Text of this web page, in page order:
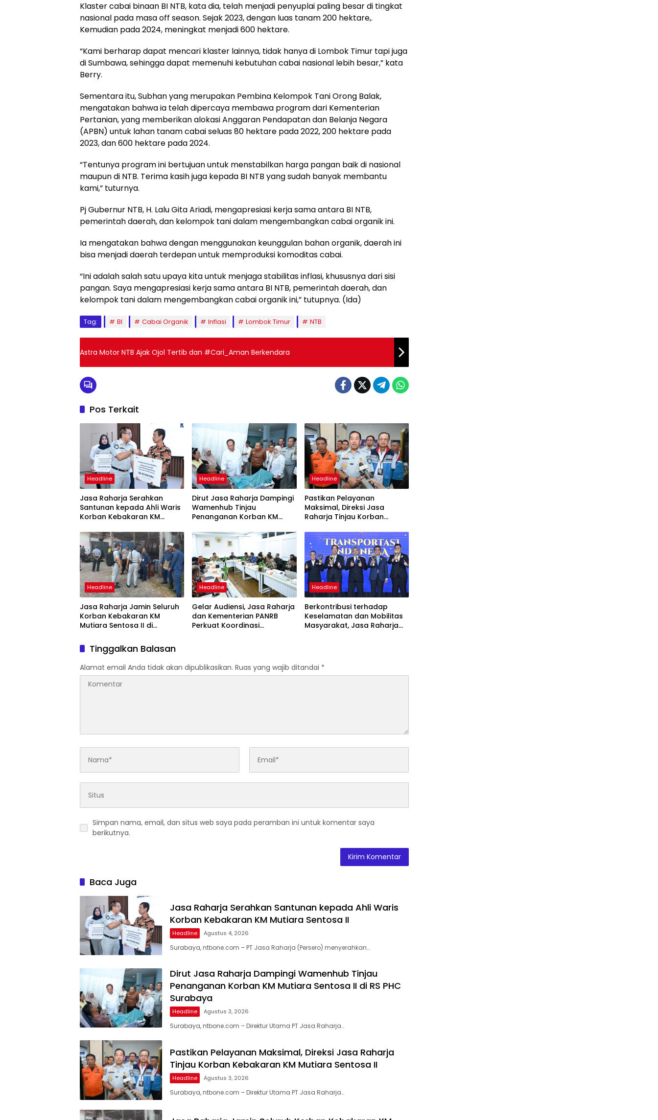
Klaster cabai binaan BI NTB, kata dia, telah menjadi penyuplai paling besar di tingkat
nasional pada masa off season. Sejak 2023, dengan luas tanam 200 hektare,.
Kemudian pada 2024, meningkat menjadi 600 hektare.
“Kami berharap dapat mencari klaster lainnya, tidak hanya di Lombok Timur tapi juga
di Sumbawa, sehingga dapat memenuhi kebutuhan cabai nasional lebih besar,” kata
Berry.
Sementara itu, Subhan yang merupakan Pembina Kelompok Tani Orong Balak,
mengatakan bahwa ia telah dipercaya membawa program dari Kementerian
Pertanian, yang memberikan alokasi Anggaran Pendapatan dan Belanja Negara
(APBN) untuk lahan tanam cabai seluas 80 hektare pada 2022, 200 hektare pada
2023, dan 600 hektare pada 2024.
“Tentunya program ini bertujuan untuk menstabilkan harga pangan baik di nasional
maupun di NTB. Terima kasih juga kepada BI NTB yang sudah banyak membantu
kami,” tuturnya.
Pj Gubernur NTB, H. Lalu Gita Ariadi, mengapresiasi kerja sama antara BI NTB,
pemerintah daerah, dan kelompok tani dalam mengembangkan cabai organik ini.
Ia mengatakan bahwa dengan menggunakan keunggulan bahan organik, daerah ini
bisa menjadi daerah terdepan untuk memproduksi komoditas cabai.
“Ini adalah salah satu upaya kita untuk menjaga stabilitas inflasi, khususnya dari sisi
pangan. Saya mengapresiasi kerja sama antara BI NTB, pemerintah daerah, dan
kelompok tani dalam mengembangkan cabai organik ini,” tutupnya. (Ida)
Tag: BI Cabai Organik Inflasi Lombok Timur NTB
Astra Motor NTB Ajak Ojol Tertib dan #Cari_Aman Berkendara
Pos Terkait
Headline
Jasa Raharja Serahkan
Santunan kepada Ahli Waris
Korban Kebakaran KM
Headline
Dirut Jasa Raharja Dampingi
Wamenhub Tinjau
Penanganan Korban KM
Surabaya
Headline
Pastikan Pelayanan
Maksimal, Direksi Jasa
Raharja Tinjau Korban
Sentosa II
Headline
Jasa Raharja Jamin Seluruh
Korban Kebakaran KM
Mutiara Sentosa II di
Headline
Gelar Audiensi, Jasa Raharja
dan Kementerian PANRB
Perkuat Koordinasi
Headline
Berkontribusi terhadap
Keselamatan dan Mobilitas
Masyarakat, Jasa Raharja
Tinggalkan Balasan
Alamat email Anda tidak akan dipublikasikan. Ruas yang wajib ditandai *
Simpan nama, email, dan situs web saya pada peramban ini untuk komentar saya
berikutnya.
Baca Juga
Jasa Raharja Serahkan Santunan kepada Ahli Waris
Korban Kebakaran KM Mutiara Sentosa II
Headline Agustus 4, 2026
Surabaya, ntbone.com – PT Jasa Raharja (Persero) menyerahkan…
Dirut Jasa Raharja Dampingi Wamenhub Tinjau
Penanganan Korban KM Mutiara Sentosa II di RS PHC
Surabaya
Headline Agustus 3, 2026
Surabaya, ntbone.com – Direktur Utama PT Jasa Raharja…
Pastikan Pelayanan Maksimal, Direksi Jasa Raharja
Tinjau Korban Kebakaran KM Mutiara Sentosa II
Headline Agustus 3, 2026
Surabaya, ntbone.com – Direktur Utama PT Jasa Raharja…